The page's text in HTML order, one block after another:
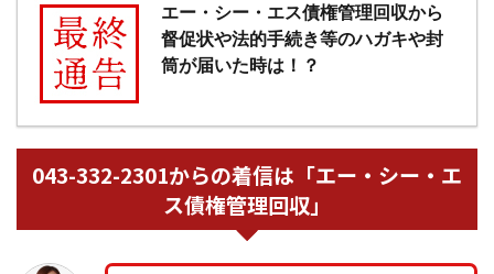
エー・シー・エス債権管理回収から
督促状や法的手続き等のハガキや封
筒が届いた時は！？
043-332-2301からの着信は「エー・シー・エ
ス債権管理回収」